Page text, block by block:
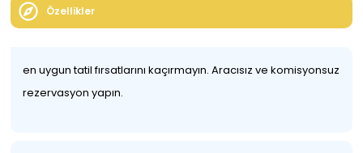
Özellikler
en uygun tatil fırsatlarını kaçırmayın. Aracısız ve komisyonsuz
rezervasyon yapın.